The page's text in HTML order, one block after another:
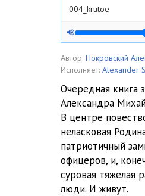
004_krutoe
005_po_zhope
006_do_vzryva
008_grob_s_muzykoi
009_o_nei
010_poterya
011_eto_ya
Автор: Покровский
Исполняет: Alexander
Очередная книга
Александра
В центре
неласковая
патриотичный
офицеров, и,
суровая тяжелая
люди. И живут.